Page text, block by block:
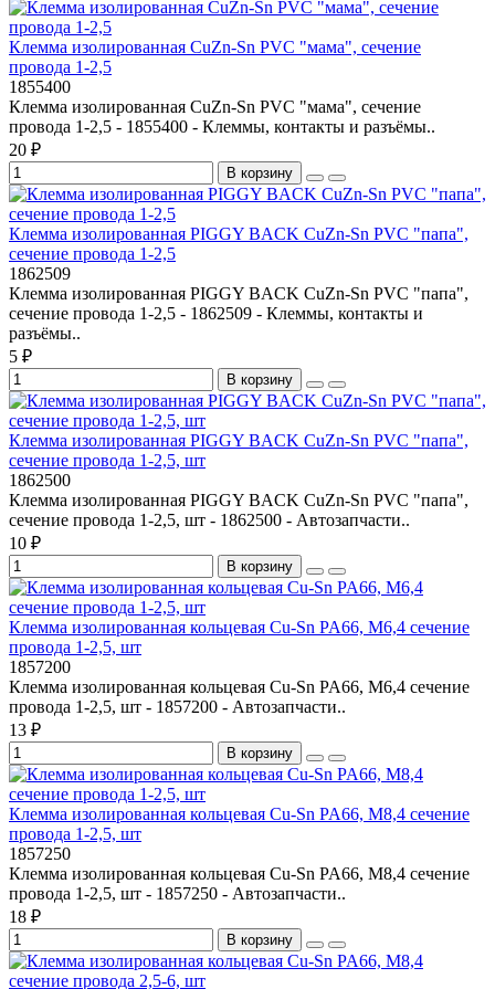
Клемма изолированная CuZn-Sn PVC "мама", сечение
провода 1-2,5
1855400
Клемма изолированная CuZn-Sn PVC "мама", сечение
провода 1-2,5 - 1855400 - Клеммы, контакты и разъёмы..
20 ₽
В корзину
Клемма изолированная PIGGY BACK CuZn-Sn PVC "папа",
сечение провода 1-2,5
1862509
Клемма изолированная PIGGY BACK CuZn-Sn PVC "папа",
сечение провода 1-2,5 - 1862509 - Клеммы, контакты и
разъёмы..
5 ₽
В корзину
Клемма изолированная PIGGY BACK CuZn-Sn PVC "папа",
сечение провода 1-2,5, шт
1862500
Клемма изолированная PIGGY BACK CuZn-Sn PVC "папа",
сечение провода 1-2,5, шт - 1862500 - Автозапчасти..
10 ₽
В корзину
Клемма изолированная кольцевая Cu-Sn PA66, М6,4 сечение
провода 1-2,5, шт
1857200
Клемма изолированная кольцевая Cu-Sn PA66, М6,4 сечение
провода 1-2,5, шт - 1857200 - Автозапчасти..
13 ₽
В корзину
Клемма изолированная кольцевая Cu-Sn PA66, М8,4 сечение
провода 1-2,5, шт
1857250
Клемма изолированная кольцевая Cu-Sn PA66, М8,4 сечение
провода 1-2,5, шт - 1857250 - Автозапчасти..
18 ₽
В корзину